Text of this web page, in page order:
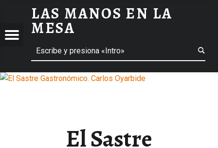
EL SASTRE GASTRONÓMICO. CARLOS OYARBIDE - LAS MANOS EN LA MESA
LAS MANOS EN LA
MESA
Menúde entradas
Buscar
El Sastre